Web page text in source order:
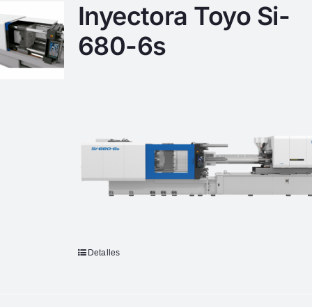
Inyectora Toyo Si-
680-6s
Detalles